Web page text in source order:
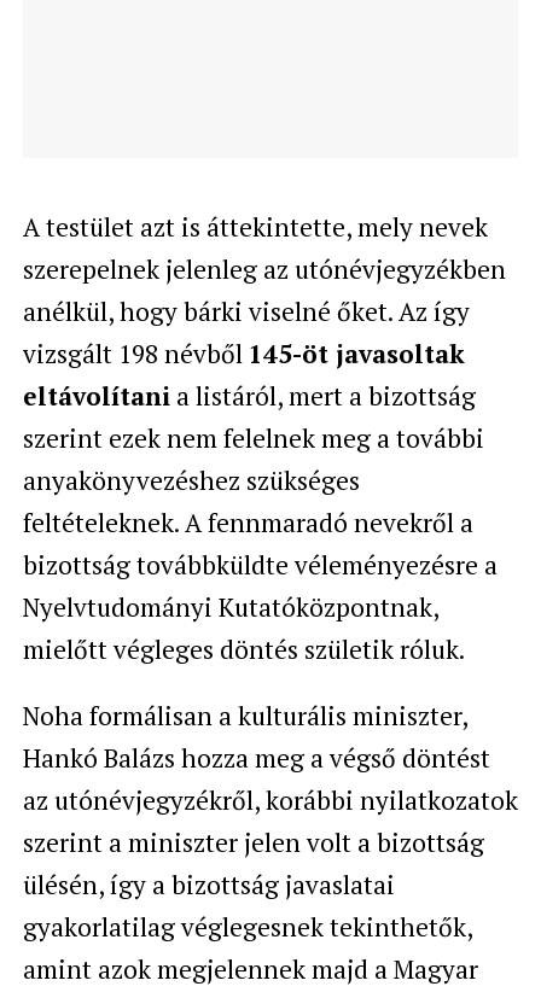
A testület azt is áttekintette, mely nevek
szerepelnek jelenleg az utónévjegyzékben
anélkül, hogy bárki viselné őket. Az így
vizsgált 198 névből 145-öt javasoltak
eltávolítania listáról, mert a bizottság
szerint ezek nem felelnek meg a további
anyakönyvezéshez szükséges
feltételeknek. A fennmaradó nevekről a
bizottság továbbküldte véleményezésre a
Nyelvtudományi Kutatóközpontnak,
mielőtt végleges döntés születik róluk.
Noha formálisan a kulturális miniszter,
Hankó Balázs hozza meg a végső döntést
az utónévjegyzékről, korábbi nyilatkozatok
szerint a miniszter jelen volt a bizottság
ülésén, így a bizottság javaslatai
gyakorlatilag véglegesnek tekinthetők,
amint azok megjelennek majd a Magyar